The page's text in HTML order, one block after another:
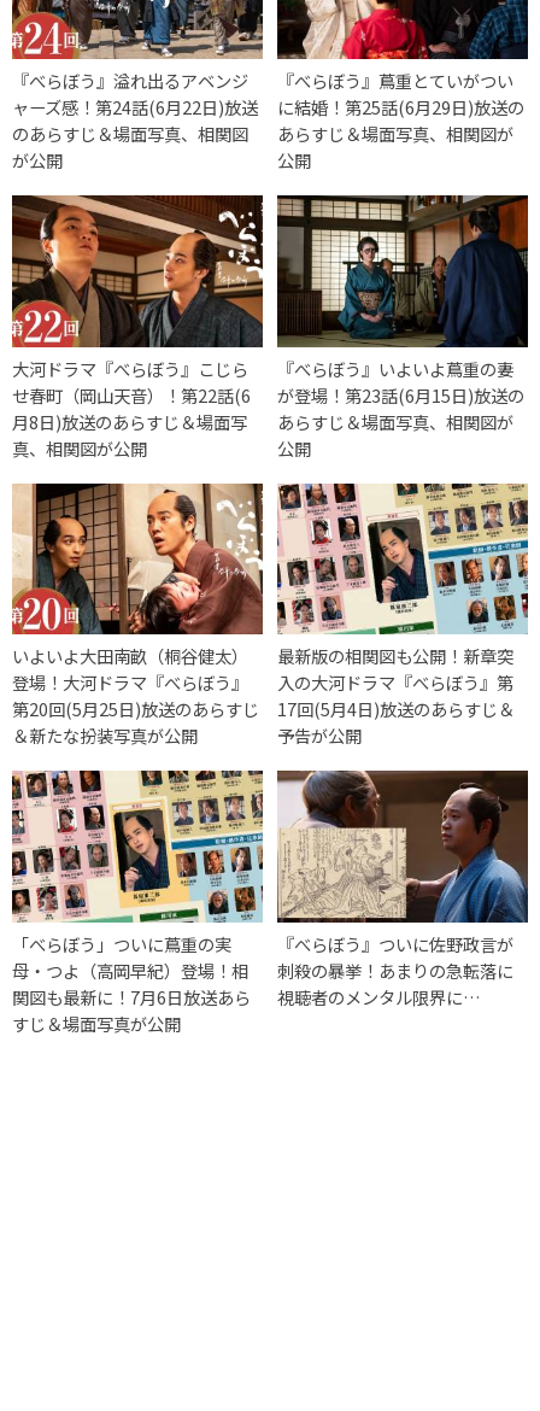
『べらぼう』溢れ出るアベンジ
ャーズ感！第24話(6月22日)放送
のあらすじ＆場面写真、相関図
が公開
『べらぼう』蔦重とていがつい
に結婚！第25話(6月29日)放送の
あらすじ＆場面写真、相関図が
公開
大河ドラマ『べらぼう』こじら
せ春町（岡山天音）！第22話(6
月8日)放送のあらすじ＆場面写
真、相関図が公開
『べらぼう』いよいよ蔦重の妻
が登場！第23話(6月15日)放送の
あらすじ＆場面写真、相関図が
公開
いよいよ大田南畝（桐谷健太）
登場！大河ドラマ『べらぼう』
第20回(5月25日)放送のあらすじ
＆新たな扮装写真が公開
最新版の相関図も公開！新章突
入の大河ドラマ『べらぼう』第
17回(5月4日)放送のあらすじ＆
予告が公開
「べらぼう」ついに蔦重の実
母・つよ（高岡早紀）登場！相
関図も最新に！7月6日放送あら
すじ＆場面写真が公開
『べらぼう』ついに佐野政言が
刺殺の暴挙！あまりの急転落に
視聴者のメンタル限界に…